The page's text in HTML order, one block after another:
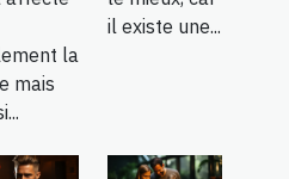
la
mais
il existe une...